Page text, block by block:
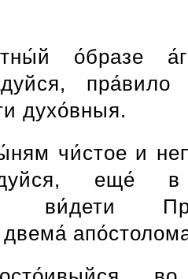
о́бразе
духо́вныя.
чи́стое и
еще́ в
ви́дети
двема́